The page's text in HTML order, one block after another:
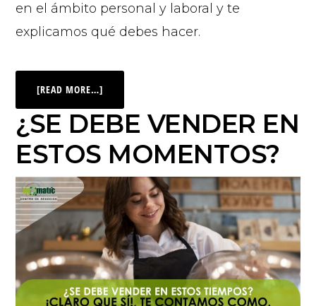
en el ámbito personal y laboral y te
explicamos qué debes hacer.
[READ MORE…]
¿SE DEBE VENDER EN
ESTOS MOMENTOS?